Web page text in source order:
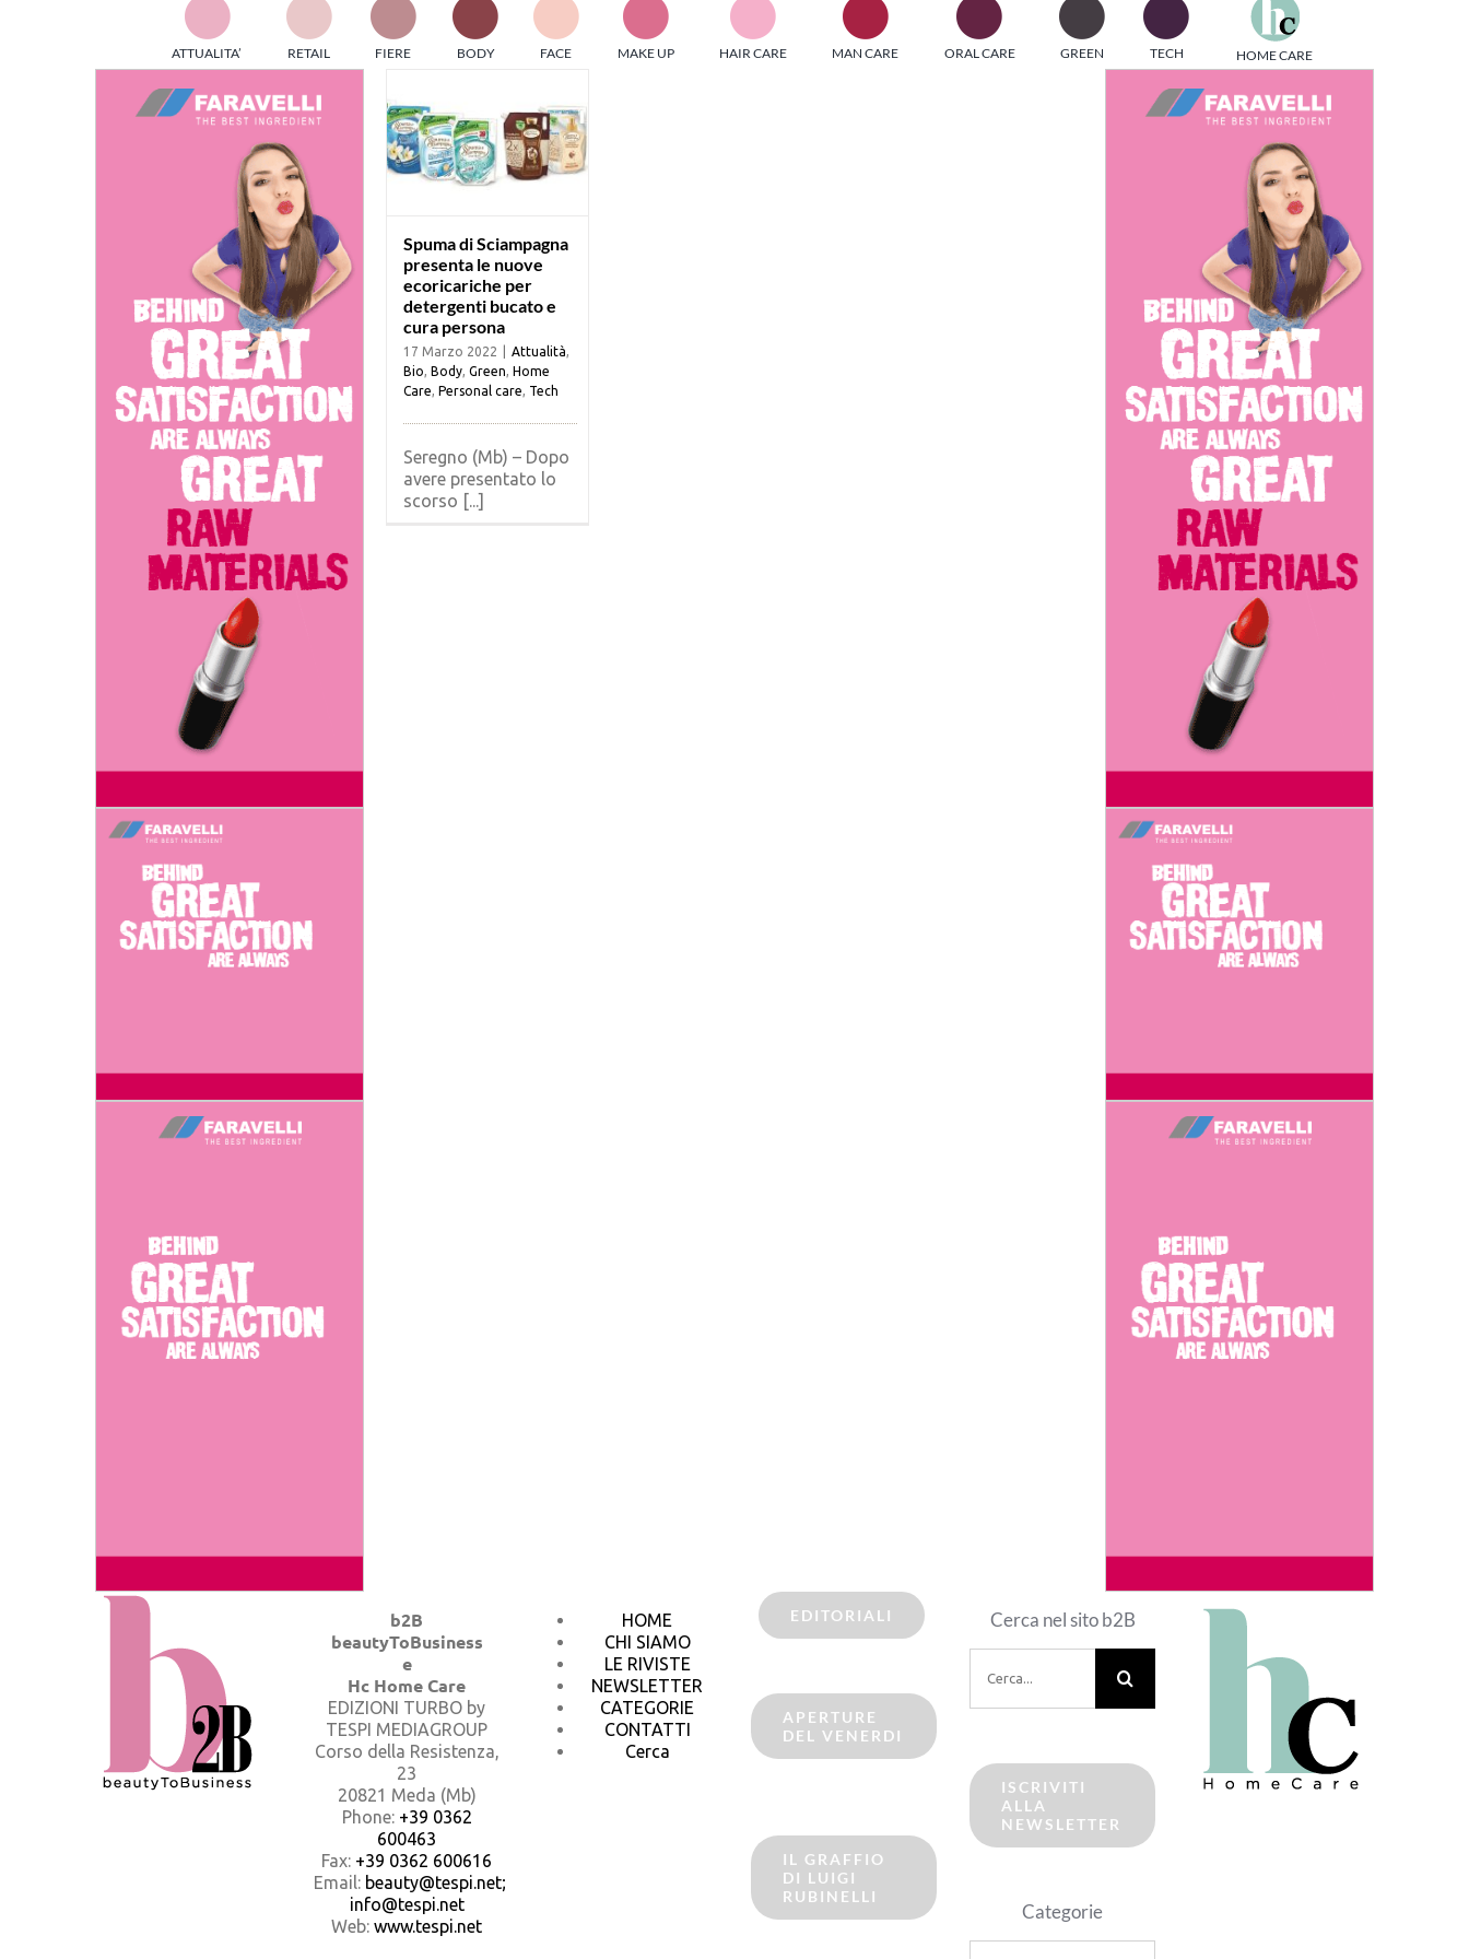
TESPI MEDIAGROUP racchiude un pool di società di comunicazione
informazione che coinvolgono gli attori nei settori beauty, food,
technology, entertainment e sport.
Stay tuned!
ATTUALITA’ RETAIL FIERE BODY FACE MAKE UP HAIR CARE MAN CARE ORAL CARE GREEN TECH HOME CARE
Sciampagna
presenta le nuove
ecoricariche per
detergenti bucato e
Spuma di Sciampagna
presenta le nuove
ecoricariche per
detergenti bucato e
cura persona
17 Marzo 2022 Attualità
Bio Body, Green Home
Care Personal care Tech
Seregno (Mb) – Dopo
avere presentato lo
scorso [...]
b2B
beautyToBusiness
e
Hc Home Care
EDIZIONI TURBO by
TESPI MEDIAGROUP
Corso della Resistenza,
23
20821 Meda (Mb)
Phone: +39 0362
600463
Fax: +39 0362 600616
Email: beauty@tespi.net;
info@tespi.net
Web: www.tespi.net
HOME
CHI SIAMO
LE RIVISTE
NEWSLETTER
CATEGORIE
CONTATTI
Cerca
EDITORIALI
APERTURE
DEL VENERDI
IL GRAFFIO
DI LUIGI
RUBINELLI
Cerca nel sito b2B
per:
ISCRIVITI
ALLA
NEWSLETTER
Categorie